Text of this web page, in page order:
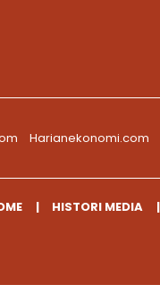
Harianekonomi.com
HISTORI MEDIA